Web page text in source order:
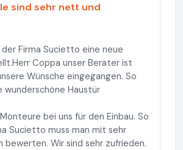
sind sehr nett und
Firma Sucietto eine neue
Coppa unser Berater ist
Wünsche eingegangen. So
wunderschöne Haustür
bei uns für den Einbau. So
Sucietto muss man mit sehr
bewerten. Wir sind sehr zufrieden.